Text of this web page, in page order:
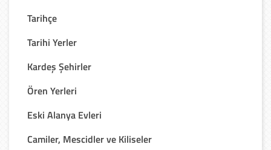
Tarihçe
Tarihi Yerler
Kardeş Şehirler
Ören Yerleri
Eski Alanya Evleri
Camiler, Mescidler ve Kiliseler